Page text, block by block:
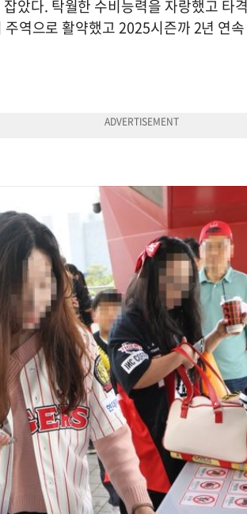
았다. 탁월한 수비능력을 자랑했고 타
역으로 활약했고 2025시즌까 2년 연